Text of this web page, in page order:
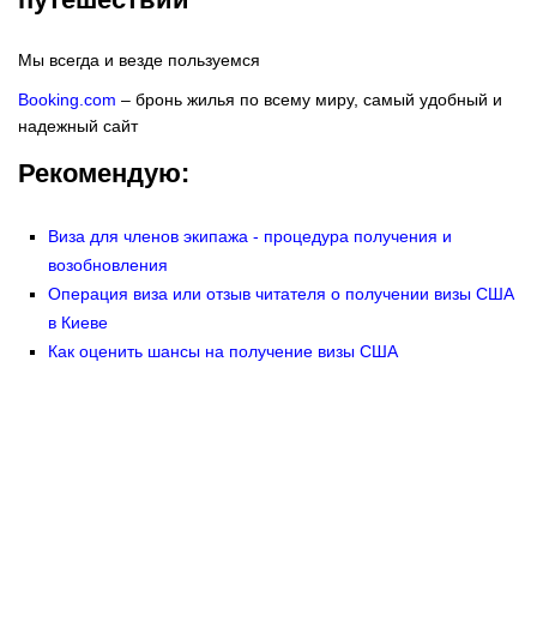
Мы всегда и везде пользуемся
Booking.com – бронь жилья по всему миру, самый удобный и
надежный сайт
Рекомендую:
Виза для членов экипажа - процедура получения и
возобновления
Операция виза или отзыв читателя о получении визы США
в Киеве
Как оценить шансы на получение визы США